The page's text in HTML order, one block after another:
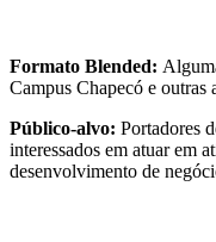
Formato Blended:
Campus Chapecó e
Público-alvo: Portadores
interessados em atuar em
desenvolvimento de